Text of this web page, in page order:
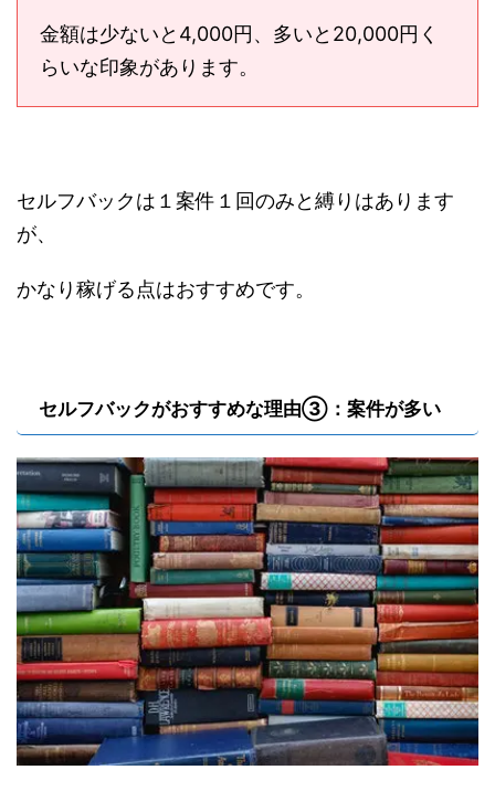
金額は少ないと4,000円、多いと20,000円く
らいな印象があります。
セルフバックは１案件１回のみと縛りはあります
が、
かなり稼げる点はおすすめです。
セルフバックがおすすめな理由③：案件が多い